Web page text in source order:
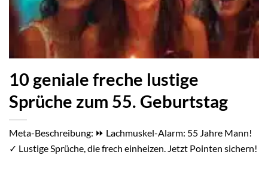
10 geniale freche lustige
Sprüche zum 55. Geburtstag
Meta-Beschreibung: ⏩ Lachmuskel-Alarm: 55 Jahre Mann!
✓ Lustige Sprüche, die frech einheizen. Jetzt Pointen sichern!